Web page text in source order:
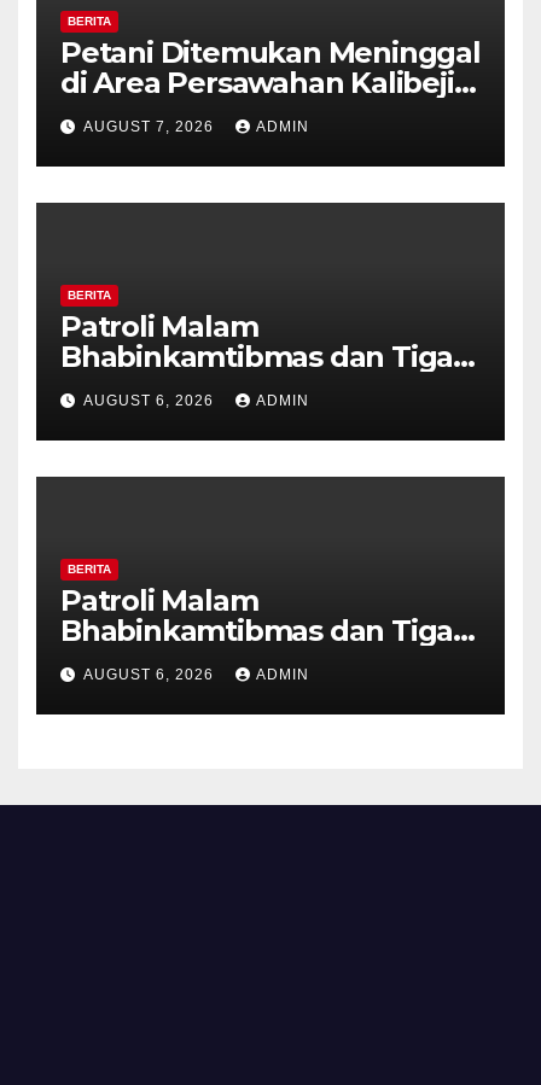
BERITA
Petani Ditemukan Meninggal
di Area Persawahan Kalibeji,
Polisi Pastikan Tidak Ada
Tanda Kekerasan
AUGUST 7, 2026 ADMIN
BERITA
Patroli Malam
Bhabinkamtibmas dan Tiga
Pilar Kelurahan Ungaran
Perkuat Kamtibmas, Warga
Diajak Aktifkan Ronda
AUGUST 6, 2026 ADMIN
BERITA
Patroli Malam
Bhabinkamtibmas dan Tiga
Pilar Kelurahan Ungaran
Perkuat Kamtibmas, Warga
Diajak Aktifkan Ronda
AUGUST 6, 2026 ADMIN